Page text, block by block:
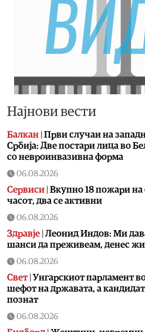
Најнови вести
Балкан Први случаи на
Србија: Две постари лица во
со невроинвазивна форма
06.08.2026
Сервиси Вкупно 18 пожари на
часот, два се активни
06.08.2026
Здравје Леонид Индов: Ми
шанси да преживеам, денес
06.08.2026
Свет| Унгарскиот парламент
шефот на државата, а
познат
06.08.2026